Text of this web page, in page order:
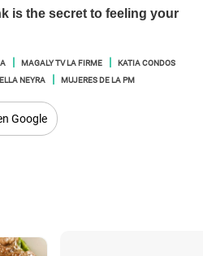
MAGALY TV LA FIRME
KATIA CONDOS
NEYRA MUJERES DE LA PM
Google